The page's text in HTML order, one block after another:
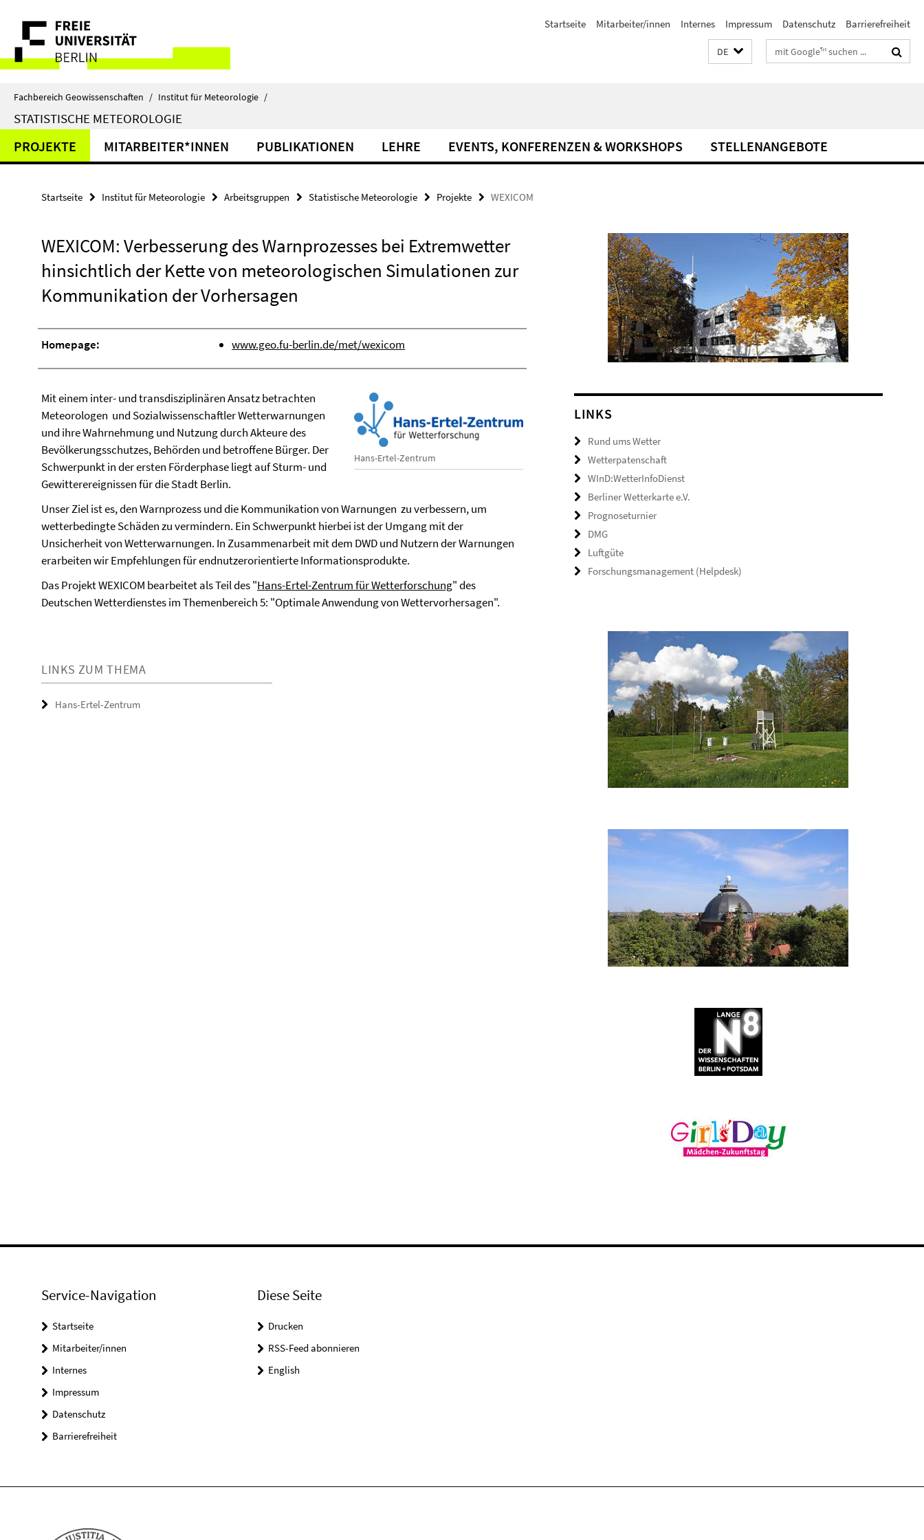
direkt
Inhalt
Service-
Navigation
Startseite Mitarbeiter/innen Internes Impressum Datenschutz Barrierefreiheit
DE Suchbegriffe
Fachbereich Geowissenschaften / Institut für Meteorologie /
STATISTISCHE METEOROLOGIE
PROJEKTE MITARBEITER*INNEN PUBLIKATIONEN LEHRE EVENTS, KONFERENZEN & WORKSHOPS STELLENANGEBOTE
Startseite Institut für Meteorologie Arbeitsgruppen Statistische Meteorologie Projekte WEXICOM
WEXICOM: Verbesserung des Warnprozesses bei Extremwetter
hinsichtlich der Kette von meteorologischen Simulationen zur
Kommunikation der Vorhersagen
Homepage: www.geo.fu-berlin.de/met/wexicom
Hans-Ertel-Zentrum
Mit einem inter- und transdisziplinären Ansatz betrachten
Meteorologen und Sozialwissenschaftler Wetterwarnungen
und ihre Wahrnehmung und Nutzung durch Akteure des
Bevölkerungsschutzes, Behörden und betroffene Bürger. Der
Schwerpunkt in der ersten Förderphase liegt auf Sturm- und
Gewitterereignissen für die Stadt Berlin.
Unser Ziel ist es, den Warnprozess und die Kommunikation von Warnungen zu verbessern, um
wetterbedingte Schäden zu vermindern. Ein Schwerpunkt hierbei ist der Umgang mit der
Unsicherheit von Wetterwarnungen. In Zusammenarbeit mit dem DWD und Nutzern der Warnungen
erarbeiten wir Empfehlungen für endnutzerorientierte Informationsprodukte.
Das Projekt WEXICOM bearbeitet als Teil des "Hans-Ertel-Zentrum für Wetterforschung" des
Deutschen Wetterdienstes im Themenbereich 5: "Optimale Anwendung von Wettervorhersagen".
LINKS ZUM THEMA
Hans-Ertel-Zentrum
LINKS
Rund ums Wetter
Wetterpatenschaft
WInD:WetterInfoDienst
Berliner Wetterkarte e.V.
Prognoseturnier
DMG
Luftgüte
Forschungsmanagement (Helpdesk)
Service-Navigation
Startseite
Mitarbeiter/innen
Internes
Impressum
Datenschutz
Barrierefreiheit
Diese Seite
Drucken
RSS-Feed abonnieren
English